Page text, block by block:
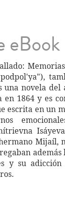
eBook
podpol'ya"),
una novela
1864 y es
escrita en un
Mijaíl,
y su